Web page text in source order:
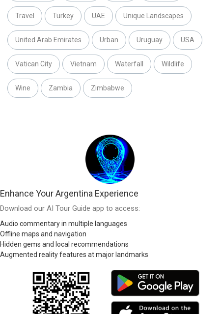
Travel Turkey UAE Unique Landscapes
United Arab Emirates Urban Uruguay USA
Vatican City Vietnam Waterfall Wildlife
Wine Zambia Zimbabwe
Enhance Your Argentina Experience
Download our AI Tour Guide app to access:
Audio commentary in multiple languages
Offline maps and navigation
Hidden gems and local recommendations
Augmented reality features at major landmarks